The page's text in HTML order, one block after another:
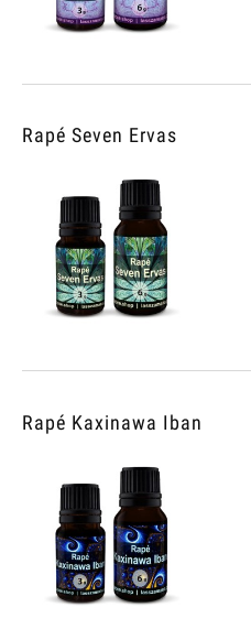
Rapé Seven Ervas
Rapé Kaxinawa Iban